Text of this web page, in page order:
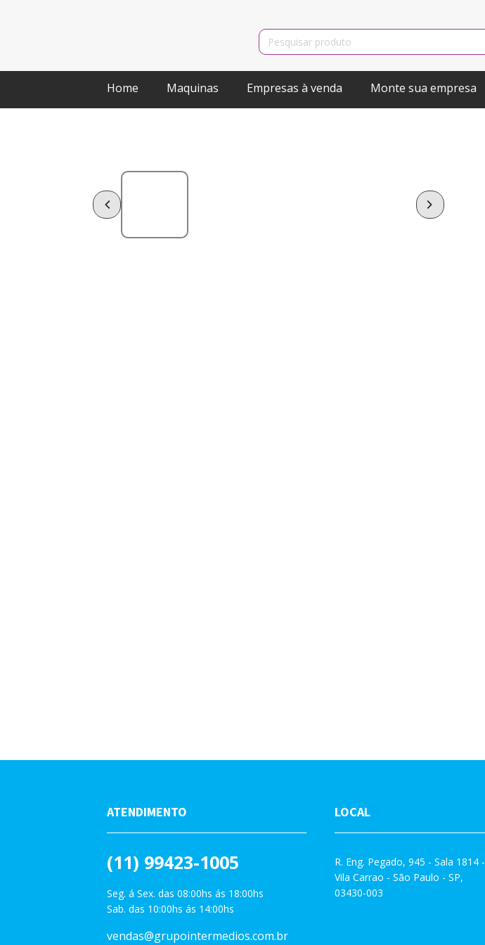
Search
for:
Home Maquinas Empresas à venda Monte sua empresa
ATENDIMENTO
(11) 99423-1005
Seg. á Sex. das 08:00hs ás 18:00hs
Sab. das 10:00hs ás 14:00hs
vendas@grupointermedios.com.br
LOCAL
R. Eng. Pegado, 945 - Sala 1814 -
Vila Carrao - São Paulo - SP,
03430-003